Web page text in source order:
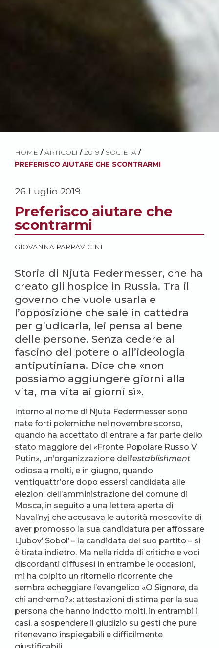
HOME / ARTICOLI / 2019 / SOCIETÀ /
PREFERISCO AIUTARE CHE SCONTRARMI
26 Luglio 2019
Preferisco aiutare che
scontrarmi
GIOVANNA PARRAVICINI
Storia di Njuta Federmesser, che ha
creato gli hospice in Russia. Tra il
governo che vuole usarla e
l’opposizione che sale in cattedra
per giudicarla, lei pensa al bene
delle persone. Senza cedere al
fascino del potere o all’ideologia
antiputiniana. Dice che «non
possiamo aggiungere giorni alla
vita, ma vita ai giorni sì».
Intorno al nome di Njuta Federmesser sono
nate forti polemiche nel novembre scorso,
quando ha accettato di entrare a far parte dello
stato maggiore del «Fronte Popolare Russo V.
Putin», un’organizzazione dell’establishment
odiosa a molti, e in giugno, quando
ventiquattr’ore dopo essersi candidata alle
elezioni dell’amministrazione del comune di
Mosca, in seguito a una lettera aperta di
Naval’nyj che accusava le autorità moscovite di
aver promosso la sua candidatura per affossare
Ljubov’ Sobol’ – la candidata del suo partito – si
è tirata indietro. Ma nella ridda di critiche e voci
discordanti diffusesi in entrambe le occasioni,
mi ha colpito un ritornello ricorrente che
sembra echeggiare l’evangelico «O Signore, da
chi andremo?»: attestazioni di stima per la sua
persona che hanno indotto molti, in entrambi i
casi, a sospendere il giudizio su gesti che pure
ritenevano inspiegabili e difficilmente